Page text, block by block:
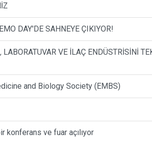
DAY'DE SAHNEYE ÇIKIYOR!
VE İLAÇ ENDÜSTRİSİNİ
and Biology Society (EMBS)
konferans ve fuar açılıyor